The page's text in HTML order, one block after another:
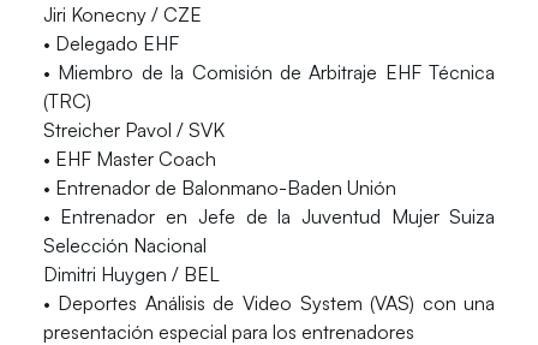
Jiri Konecny / CZE
• Delegado EHF
• Miembro de la Comisión de Arbitraje EHF Técnica
(TRC)
Streicher Pavol / SVK
• EHF Master Coach
• Entrenador de Balonmano-Baden Unión
• Entrenador en Jefe de la Juventud Mujer Suiza
Selección Nacional
Dimitri Huygen / BEL
• Deportes Análisis de Video System (VAS) con una
presentación especial para los entrenadores